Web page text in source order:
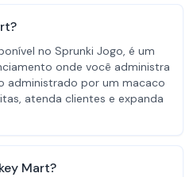
no Sprunki Jogo, é um
onde você administra
administrado por um macaco
atenda clientes e expanda
Mart?